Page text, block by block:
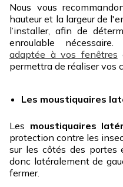
Nous vous
hauteur et la largeur de
l’installer, afin de
enroulable nécessaire.
adaptée à vos fenêtres
permettra de réaliser vos
Les moustiquaires
Les moustiquaires
protection contre les
sur les côtés des portes
donc latéralement de
fermer.